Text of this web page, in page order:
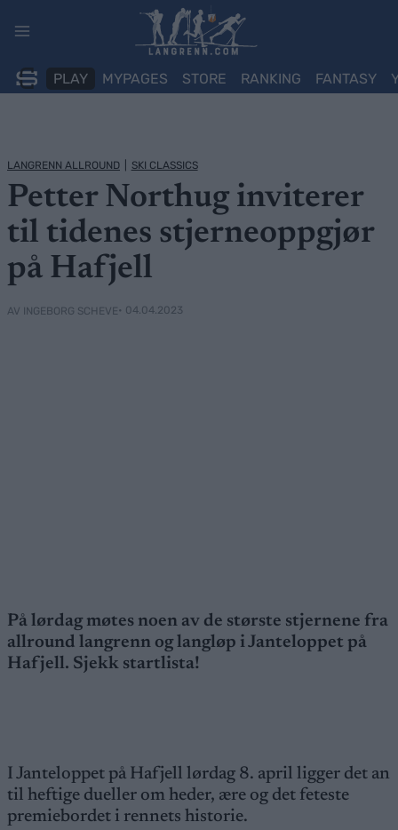
PLAY MYPAGES STORE RANKING FANTASY
LANGRENN ALLROUND SKI CLASSICS
Petter Northug inviterer
til tidenes stjerneoppgjør
på Hafjell
AV INGEBORG SCHEVE• 04.04.2023
På lørdag møtes noen av de største stjernene fra
allround langrenn og langløp i Janteloppet på
Hafjell. Sjekk startlista!
I Janteloppet på Hafjell lørdag 8. april ligger det an
til heftige dueller om heder, ære og det feteste
premiebordet i rennets historie.